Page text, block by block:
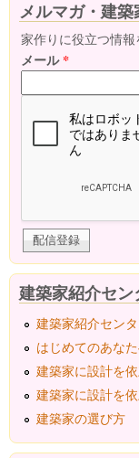
メルマガ・建
家作りに役立つ情報
メール*
建築家紹介セ
建築家紹介セン
はじめてのあな
建築家に設計を
建築家に設計を
建築家の選び方